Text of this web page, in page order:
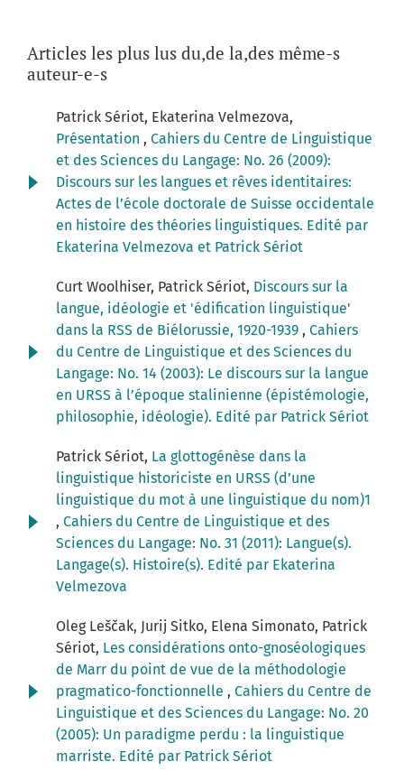
Articles les plus lus du,de la,des même-s
auteur-e-s
Patrick Sériot, Ekaterina Velmezova,
Présentation , Cahiers du Centre de Linguistique
et des Sciences du Langage: No. 26 (2009):
Discours sur les langues et rêves identitaires:
Actes de l’école doctorale de Suisse occidentale
en histoire des théories linguistiques. Edité par
Ekaterina Velmezova et Patrick Sériot
Curt Woolhiser, Patrick Sériot, Discours sur la
langue, idéologie et 'édification linguistique'
dans la RSS de Biélorussie, 1920-1939 , Cahiers
du Centre de Linguistique et des Sciences du
Langage: No. 14 (2003): Le discours sur la langue
en URSS à l’époque stalinienne (épistémologie,
philosophie, idéologie). Edité par Patrick Sériot
Patrick Sériot, La glottogénèse dans la
linguistique historiciste en URSS (d’une
linguistique du mot à une linguistique du nom)1
, Cahiers du Centre de Linguistique et des
Sciences du Langage: No. 31 (2011): Langue(s).
Langage(s). Histoire(s). Edité par Ekaterina
Velmezova
Oleg Leščak, Jurij Sitko, Elena Simonato, Patrick
Sériot, Les considérations onto-gnoséologiques
de Marr du point de vue de la méthodologie
pragmatico-fonctionnelle , Cahiers du Centre de
Linguistique et des Sciences du Langage: No. 20
(2005): Un paradigme perdu : la linguistique
marriste. Edité par Patrick Sériot